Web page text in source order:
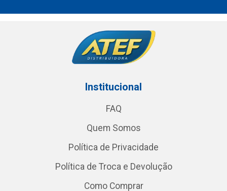
Institucional
FAQ
Quem Somos
Política de Privacidade
Política de Troca e Devolução
Como Comprar